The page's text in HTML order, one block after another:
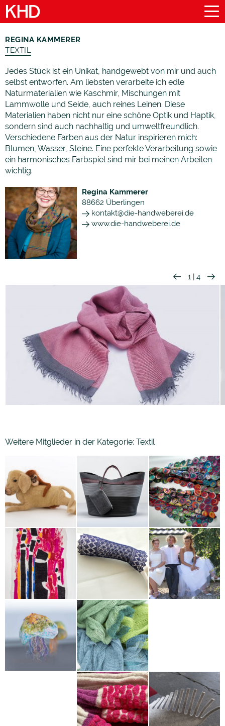
REGINA KAMMERER
TEXTIL
Jedes Stück ist ein Unikat, handgewebt von mir und auch
selbst entworfen. Am liebsten verarbeite ich edle
Naturmaterialien wie Kaschmir, Mischungen mit
Lammwolle und Seide, auch reines Leinen. Diese
Materialien haben nicht nur eine schöne Optik und Haptik,
sondern sind auch nachhaltig und umweltfreundlich.
Verschiedene Farben aus der Natur inspirieren mich:
Blumen, Wasser, Steine. Eine perfekte Verarbeitung sowie
ein harmonisches Farbspiel sind mir bei meinen Arbeiten
wichtig.
Regina Kammerer
88662 Überlingen
kontakt@die-handweberei.de
www.die-handweberei.de
1 | 4
Weitere Mitglieder in der Kategorie: Textil
Ute
Faldermann-
Weiß
Annette
Refenes-
Hartmann
Barbara
Leippold-Preiss
Marianne Wurst
Gabi Hendrich-
Stumpf
Käthe
Gsellinger
Heike Ehrath
Uschi Grieb
Sibylle Sayer
Gudrun Merz-
Lenz
Heike
Schumann
Constanze
Fehsenfeld